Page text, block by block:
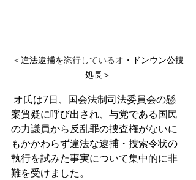
＜違法逮捕を恣行しているオ・ドンウン公捜
処長＞
オ氏は7日、国会法制司法委員会の懸
案質疑に呼び出され、与党である国民
の力議員から反乱罪の捜査権がないに
もかかわらず違法な逮捕・捜索令状の
執行を試みた事実について集中的に非
難を受けました。